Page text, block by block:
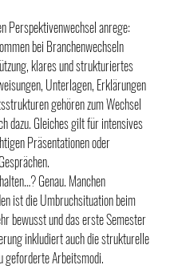
Perspektivenwechsel anrege:
bei Branchenwechseln
klares und strukturiertes
Unterlagen, Erklärungen
gehören zum Wechsel
dazu. Gleiches gilt für intensives
Präsentationen oder
Genau. Manchen
ist die Umbruchsituation beim
bewusst und das erste Semester
inkludiert auch die strukturelle
geforderte Arbeitsmodi.